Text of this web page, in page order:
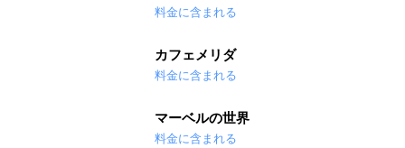
料金に含まれる
カフェメリダ
料金に含まれる
マーベルの世界
料金に含まれる